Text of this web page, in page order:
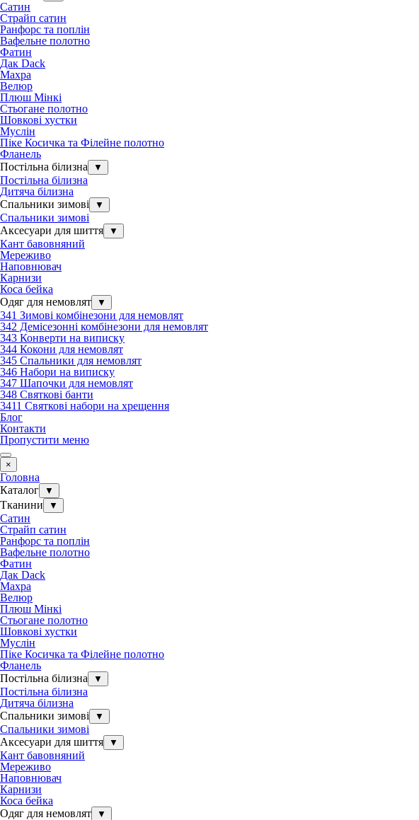
Сатин
Страйп сатин
Ранфорс та поплін
Вафельне полотно
Фатин
Дак Dack
Махра
Велюр
Плюш Мінкі
Стьогане полотно
Шовкові хустки
Муслін
Піке Косичка та Філейне полотно
Фланель
Постільна білизна
▼
Постільна білизна
Дитяча білизна
Спальники зимові
▼
Спальники зимові
Аксесуари для шиття
▼
Кант бавовняний
Мереживо
Наповнювач
Карнизи
Коса бейка
Одяг для немовлят
▼
341 Зимові комбінезони для немовлят
342 Демісезонні комбінезони для немовлят
343 Конверти на виписку
344 Кокони для немовлят
345 Спальники для немовлят
346 Набори на виписку
347 Шапочки для немовлят
348 Святкові банти
3411 Святкові набори на хрещення
Блог
Контакти
Пропустити меню
×
Головна
Каталог
▼
Тканини ▼
Сатин
Страйп сатин
Ранфорс та поплін
Вафельне полотно
Фатин
Дак Dack
Махра
Велюр
Плюш Мінкі
Стьогане полотно
Шовкові хустки
Муслін
Піке Косичка та Філейне полотно
Фланель
Постільна білизна
▼
Постільна білизна
Дитяча білизна
Спальники зимові
▼
Спальники зимові
Аксесуари для шиття
▼
Кант бавовняний
Мереживо
Наповнювач
Карнизи
Коса бейка
Одяг для немовлят
▼